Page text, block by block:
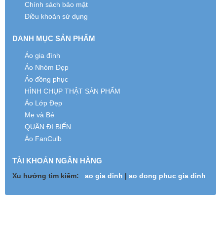
Chính sách bảo mật
Điều khoản sử dụng
DANH MỤC SẢN PHẨM
Áo gia đình
Áo Nhóm Đẹp
Áo đồng phục
HÌNH CHỤP THẬT SẢN PHẨM
Áo Lớp Đẹp
Mẹ và Bé
QUẦN ĐI BIỂN
Áo FanCulb
TÀI KHOẢN NGÂN HÀNG
Xu hướng tìm kiếm: ao gia dinh | ao dong phuc gia dinh